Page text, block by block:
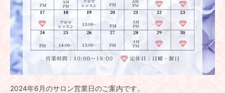
2024年6月のサロン営業日のご案内です。